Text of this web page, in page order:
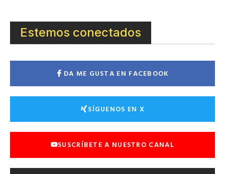
Estemos conectados
DA ME GUSTA EN FACEBOOK
SÍGUENOS EN X
SUSCRÍBETE A NUESTRO CANAL